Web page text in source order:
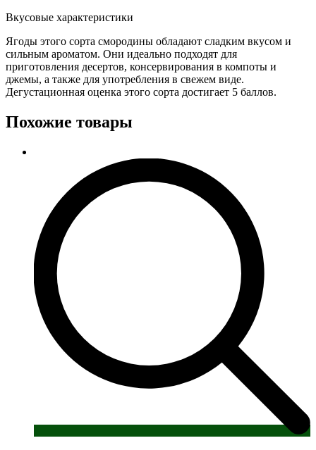
Вкусовые характеристики
Ягоды этого сорта смородины обладают сладким вкусом и
сильным ароматом. Они идеально подходят для
приготовления десертов, консервирования в компоты и
джемы, а также для употребления в свежем виде.
Дегустационная оценка этого сорта достигает 5 баллов.
Похожие товары